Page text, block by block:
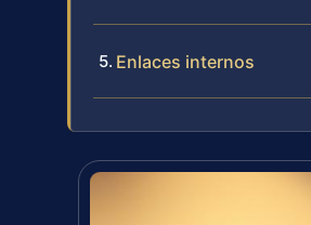
Enlaces internos